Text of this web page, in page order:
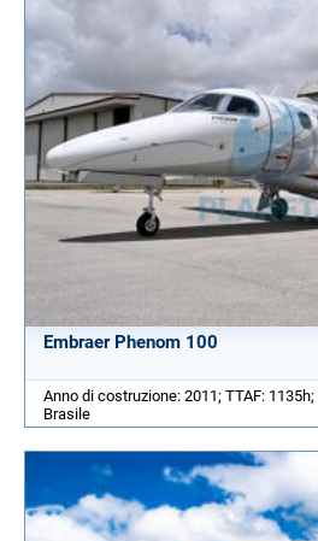
Embraer Phenom 100
Anno di costruzione: 2011; TTAF:
Brasile